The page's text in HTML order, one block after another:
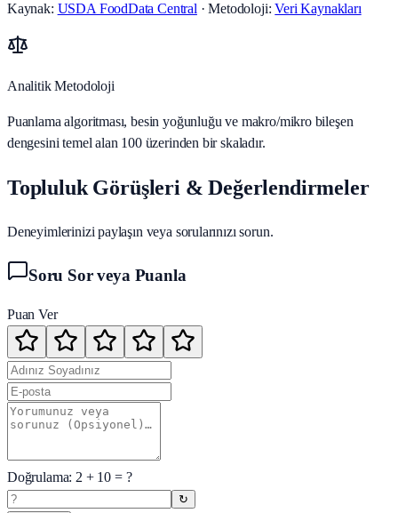
Kaynak: USDA FoodData Central · Metodoloji:Veri Kaynakları
Analitik Metodoloji
Puanlama algoritması, besin yoğunluğu ve makro/mikro bileşen
dengesini temel alan 100 üzerinden bir skaladır.
Topluluk Görüşleri & Değerlendirmeler
Deneyimlerinizi paylaşın veya sorularınızı sorun.
Soru Sor veya Puanla
Puan Ver
Doğrulama:2+ 10 = ?
↻